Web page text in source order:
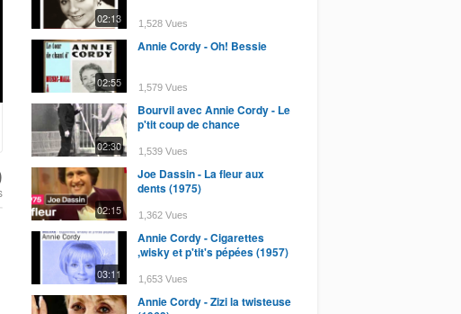
02:13 1,528 Vues
02:55
Annie Cordy - Oh! Bessie
1,579 Vues
02:30
Bourvil avec Annie Cordy - Le
p'tit coup de chance
1,539 Vues
02:15
Joe Dassin - La fleur aux
dents (1975)
1,362 Vues
03:11
Annie Cordy - Cigarettes
,wisky et p'tit's pépées (1957)
1,653 Vues
Annie Cordy - Zizi la twisteuse